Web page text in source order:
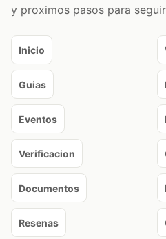
y proximos pasos para seguir
Inicio
Guias
Eventos
Verificacion
Documentos
Resenas